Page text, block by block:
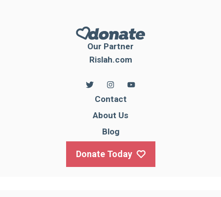
Our Partner
Rislah.com
Contact
About Us
Blog
Donate Today